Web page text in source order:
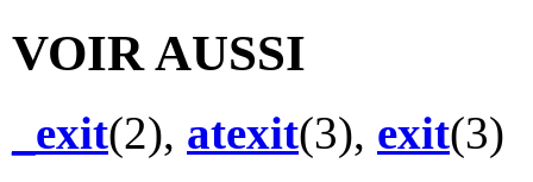
VOIR AUSSI
_exit(2), atexit(3), exit(3)